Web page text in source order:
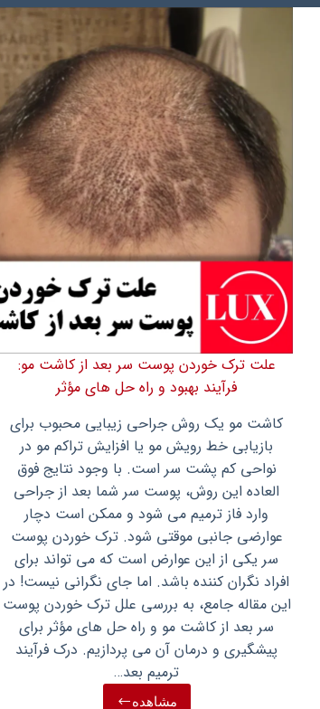
احیای
موهای
سر
علت ترک خوردن پوست سر بعد از کاشت مو:
فرآیند بهبود و راه حل های مؤثر
کاشت مو یک روش جراحی زیبایی محبوب برای
بازیابی خط رویش مو یا افزایش تراکم مو در
نواحی کم پشت سر است. با وجود نتایج فوق
العاده این روش، پوست سر شما بعد از جراحی
وارد فاز ترمیم می شود و ممکن است دچار
عوارضی جانبی موقتی شود. ترک خوردن پوست
سر یکی از این عوارض است که می تواند برای
افراد نگران کننده باشد. اما جای نگرانی نیست! در
این مقاله جامع، به بررسی علل ترک خوردن پوست
سر بعد از کاشت مو و راه حل های مؤثر برای
پیشگیری و درمان آن می پردازیم. درک فرآیند
ترمیم بعد…
مشاهده